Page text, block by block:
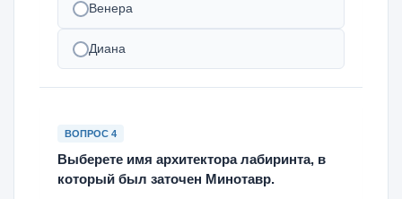
Венера
Диана
ВОПРОС 4
Выберете имя архитектора лабиринта, в
который был заточен Минотавр.